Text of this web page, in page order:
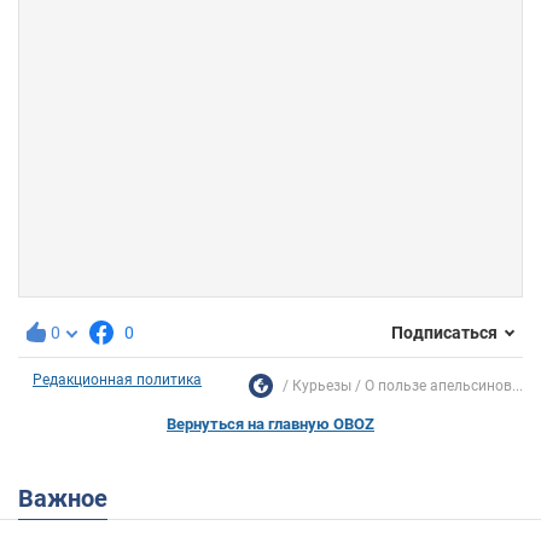
0 0 Подписаться
Редакционная политика Курьезы О пользе апельсинов...
Вернуться на главную OBOZ
Важное